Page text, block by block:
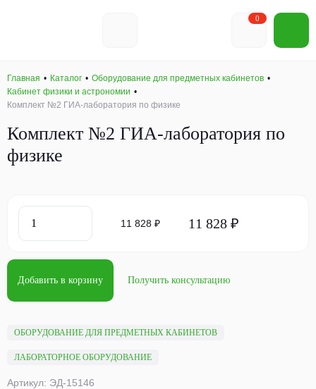
0
Главная Каталог
Оборудование для предметных кабинетов
Кабинет физики и астрономии
Комплект №2 ГИА-лаборатория по физике
Комплект №2 ГИА-лаборатория по
физике
ОБОРУДОВАНИЕ ДЛЯ ПРЕДМЕТНЫХ КАБИНЕТОВ
ЛАБОРАТОРНОЕ ОБОРУДОВАНИЕ
Артикул: ЭД-15146
11 828 ₽ 11 828 ₽
Добавить в корзину Получить консультацию